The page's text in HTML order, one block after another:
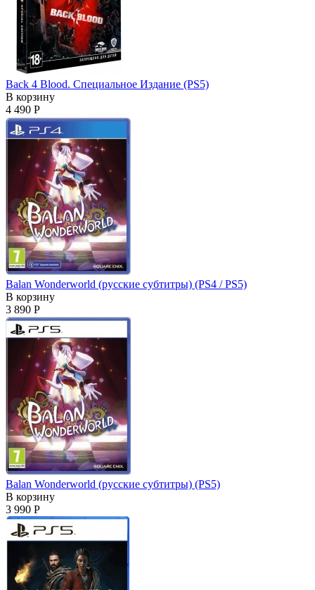
Back 4 Blood. Специальное Издание (PS5)
В корзину
4 490 Р
Balan Wonderworld (русские субтитры) (PS4 / PS5)
В корзину
3 890 Р
Balan Wonderworld (русские субтитры) (PS5)
В корзину
3 990 Р